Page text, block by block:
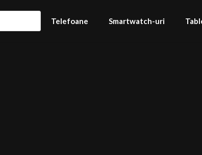
Telefoane Smartwatch-uri